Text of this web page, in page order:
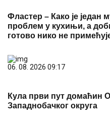
Фластер – Како је један
проблем у кухињи, а
готово нико не
06. 08. 2026 09:17
Кула први пут домаћин
Западнобачког округа